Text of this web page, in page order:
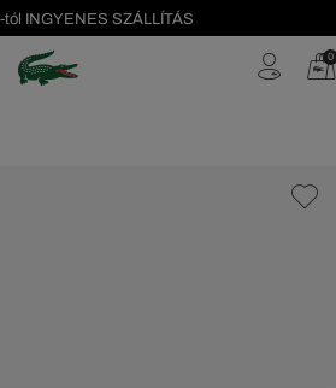
tól INGYENES SZÁLLÍTÁS
leárazás akár -40%! 0